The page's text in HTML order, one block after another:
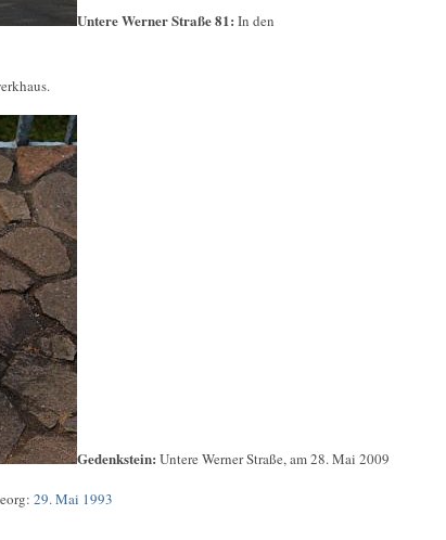
Untere Werner Straße 81: In den
Gedenkstein: Untere Werner Straße, am 28. Mai 2009
29. Mai 1993